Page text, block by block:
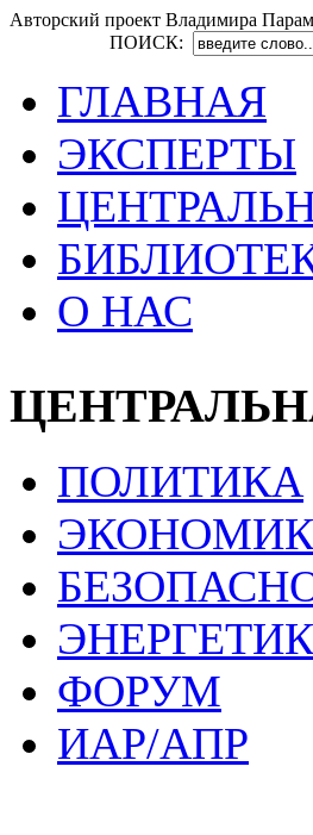
Авторский проект Владимира
ПОИСК:
ГЛАВНАЯ
ЭКСПЕРТЫ
О НАС
ПОЛИТИКА
ФОРУМ
ИАР/АПР